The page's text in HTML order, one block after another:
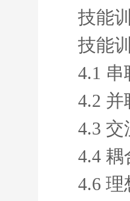
技能
技能
4.1
4.2
4.3
4.4
4.6 理